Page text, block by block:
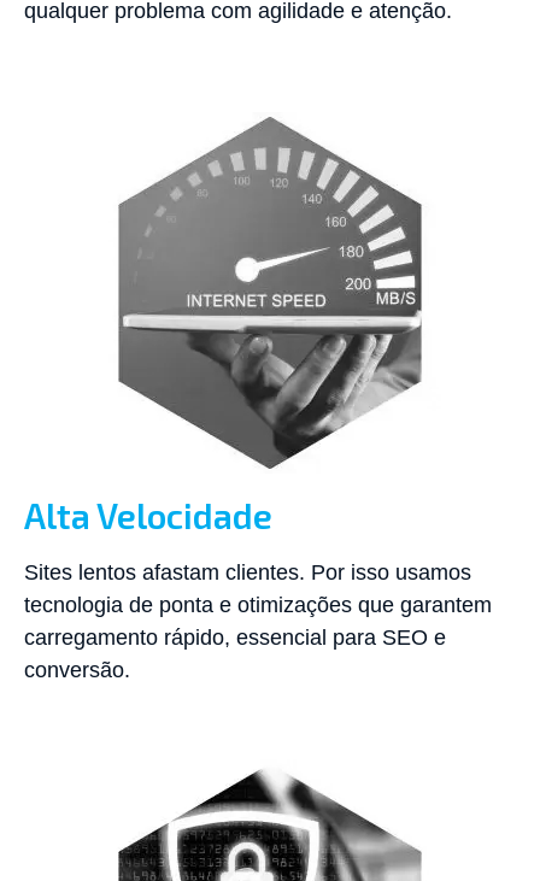
qualquer problema com agilidade e atenção.
Alta Velocidade
Sites lentos afastam clientes. Por isso usamos
tecnologia de ponta e otimizações que garantem
carregamento rápido, essencial para SEO e
conversão.